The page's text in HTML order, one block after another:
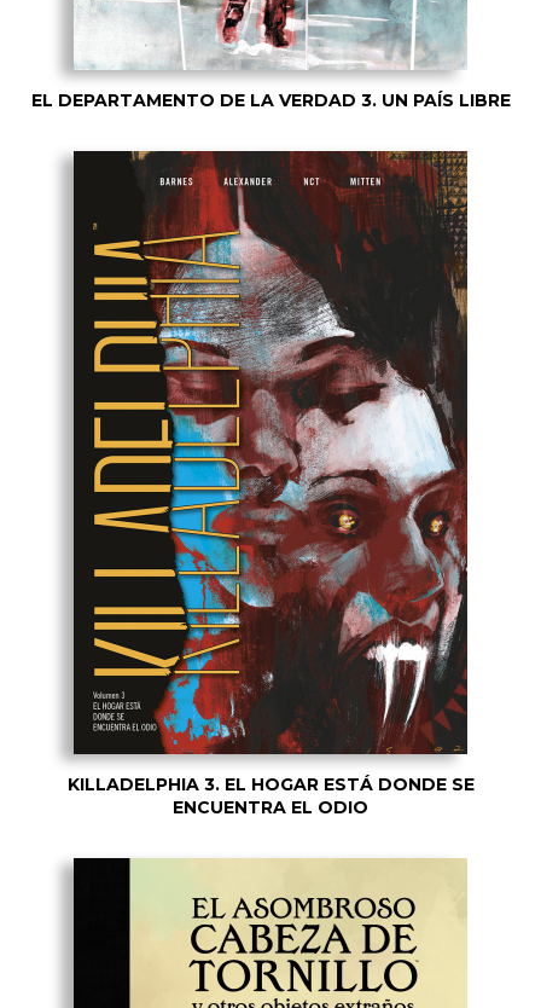
EL DEPARTAMENTO DE LA VERDAD 3. UN PAÍS LIBRE
KILLADELPHIA 3. EL HOGAR ESTÁ DONDE SE
ENCUENTRA EL ODIO